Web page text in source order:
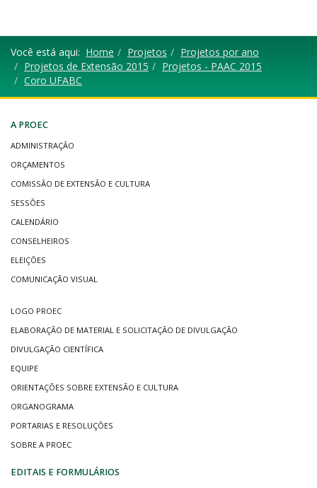
Você está aqui: Home Projetos
Projetos por ano
Projetos de Extensão 2015
Projetos - PAAC 2015
Coro UFABC
A PROEC
ADMINISTRAÇÃO
ORÇAMENTOS
COMISSÃO DE EXTENSÃO E CULTURA
SESSÕES
CALENDÁRIO
CONSELHEIROS
ELEIÇÕES
COMUNICAÇÃO VISUAL
LOGO PROEC
ELABORAÇÃO DE MATERIAL E SOLICITAÇÃO DE DIVULGAÇÃO
DIVULGAÇÃO CIENTÍFICA
EQUIPE
ORIENTAÇÕES SOBRE EXTENSÃO E CULTURA
ORGANOGRAMA
PORTARIAS E RESOLUÇÕES
SOBRE A PROEC
EDITAIS E FORMULÁRIOS